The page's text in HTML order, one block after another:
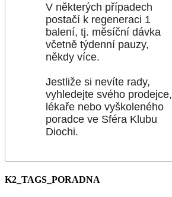
V některých případech
postačí k regeneraci 1
balení, tj. měsíční dávka
včetně týdenní pauzy,
někdy více.
Jestliže si nevíte rady,
vyhledejte svého prodejce,
lékaře nebo vyškoleného
poradce ve Sféra Klubu
Diochi.
K2_TAGS_PORADNA